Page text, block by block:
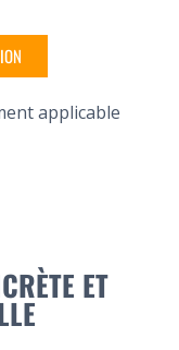
applicable
ET